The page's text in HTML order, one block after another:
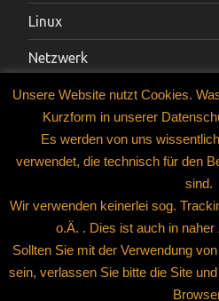
Linux
Netzwerk
Sicherheitstechnik
Smartphones / Tablets
Social-Media-Dienste
Technik-Tipps
Unsere Website nutzt Cookies.
Kurzform in unserer
Es werden von uns
verwendet, die technisch für den
sind.
Wir verwenden keinerlei sog.
o.Ä. . Dies ist auch in naher
Sollten Sie mit der Verwendung
sein, verlassen Sie bitte die Site